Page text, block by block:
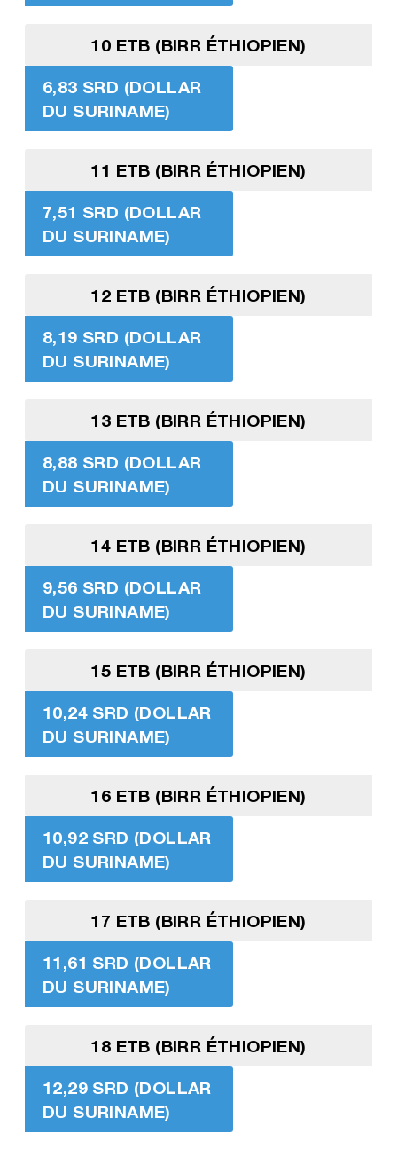
10 ETB (BIRR ÉTHIOPIEN)
6,83 SRD (DOLLAR
DU SURINAME)
11 ETB (BIRR ÉTHIOPIEN)
7,51 SRD (DOLLAR
DU SURINAME)
12 ETB (BIRR ÉTHIOPIEN)
8,19 SRD (DOLLAR
DU SURINAME)
13 ETB (BIRR ÉTHIOPIEN)
8,88 SRD (DOLLAR
DU SURINAME)
14 ETB (BIRR ÉTHIOPIEN)
9,56 SRD (DOLLAR
DU SURINAME)
15 ETB (BIRR ÉTHIOPIEN)
10,24 SRD (DOLLAR
DU SURINAME)
16 ETB (BIRR ÉTHIOPIEN)
10,92 SRD (DOLLAR
DU SURINAME)
17 ETB (BIRR ÉTHIOPIEN)
11,61 SRD (DOLLAR
DU SURINAME)
18 ETB (BIRR ÉTHIOPIEN)
12,29 SRD (DOLLAR
DU SURINAME)